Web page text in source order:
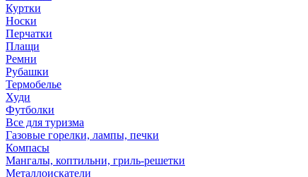
Куртки
Носки
Перчатки
Плащи
Ремни
Рубашки
Термобелье
Худи
Футболки
Все для туризма
Газовые горелки, лампы, печки
Компасы
Мангалы, коптильни, гриль-решетки
Металлоискатели